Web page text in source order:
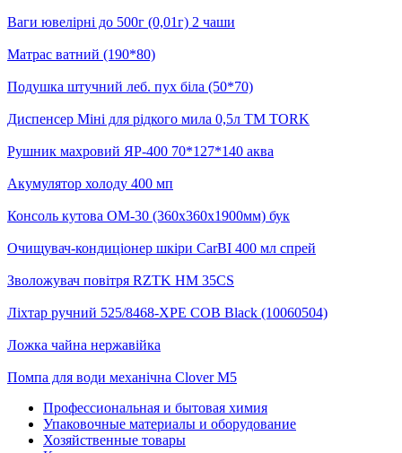
Ваги ювелірні до 500г (0,01г) 2 чаши
Матрас ватний (190*80)
Подушка штучний леб. пух біла (50*70)
Диспенсер Міні для рідкого мила 0,5л ТМ TORK
Рушник махровий ЯР-400 70*127*140 аква
Акумулятор холоду 400 мп
Консоль кутова ОМ-30 (360х360х1900мм) бук
Очищувач-кондиціонер шкіри CarBI 400 мл спрей
Зволожувач повітря RZTK HM 35CS
Ліхтар ручний 525/8468-XPE COB Black (10060504)
Ложка чайна нержавійка
Помпа для води механічна Clover M5
Профессиональная и бытовая химия
Упаковочные материалы и оборудование
Хозяйственные товары